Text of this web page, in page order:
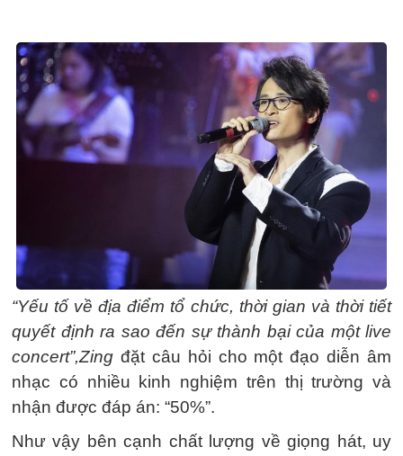
“Yếu tố về địa điểm tổ chức, thời gian và thời tiết
quyết định ra sao đến sự thành bại của một live
concert”,Zing đặt câu hỏi cho một đạo diễn âm
nhạc có nhiều kinh nghiệm trên thị trường và
nhận được đáp án: “50%”.
Như vậy bên cạnh chất lượng về giọng hát, uy